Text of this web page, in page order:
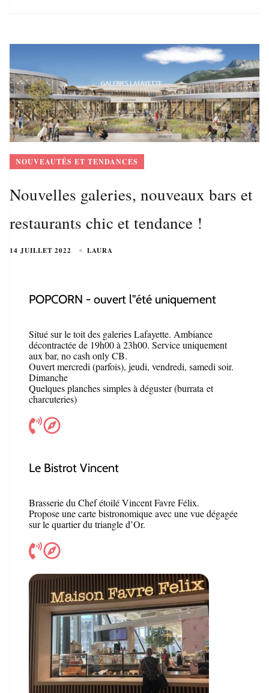
NOUVEAUTÉS ET TENDANCES
Nouvelles galeries, nouveaux bars et
restaurants chic et tendance !
14 JUILLET 2022 LAURA
POPCORN - ouvert l"été uniquement
Situé sur le toit des galeries Lafayette. Ambiance
décontractée de 19h00 à 23h00. Service uniquement
aux bar, no cash only CB.
Ouvert mercredi (parfois), jeudi, vendredi, samedi soir.
Dimanche
Quelques planches simples à déguster (burrata et
charcuteries)
Le Bistrot Vincent
Brasserie du Chef étoilé Vincent Favre Félix.
Propose une carte bistronomique avec une vue dégagée
sur le quartier du triangle d’Or.